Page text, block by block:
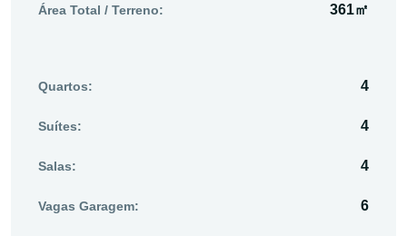
Área Total / Terreno: 361㎡
Quartos: 4
Suítes: 4
Salas: 4
Vagas Garagem: 6